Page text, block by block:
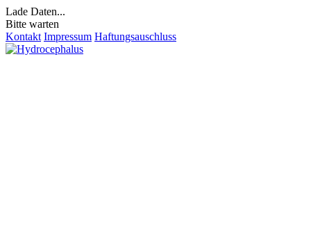
Lade Daten...
Bitte warten
Kontakt Impressum Haftungsauschluss